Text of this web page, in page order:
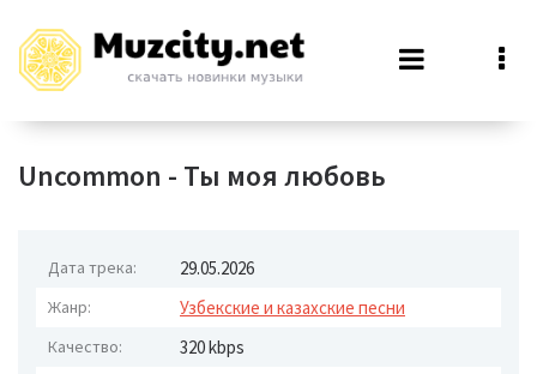
Uncommon - Ты моя любовь
Дата трека: 29.05.2026
Жанр: Узбекские и казахские песни
Качество: 320 kbps